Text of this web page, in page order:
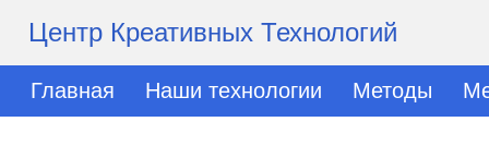
Центр Креативных Технологий
Главная Наши технологии Методы